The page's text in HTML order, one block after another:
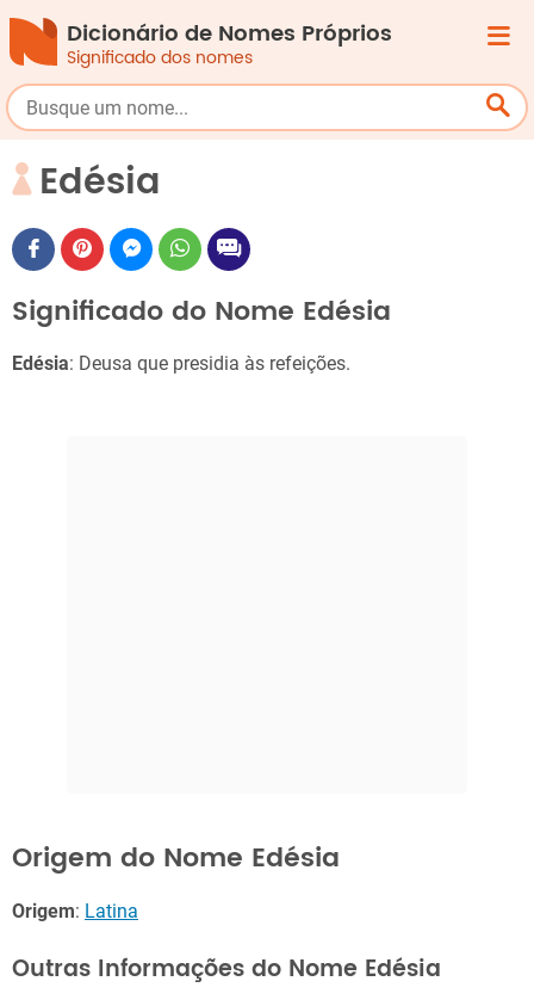
Dicionário de Nomes Próprios
Significado dos nomes
Edésia
Significado do Nome Edésia
Edésia: Deusa que presidia às refeições.
Origem do Nome Edésia
Origem: Latina
Outras Informações do Nome Edésia